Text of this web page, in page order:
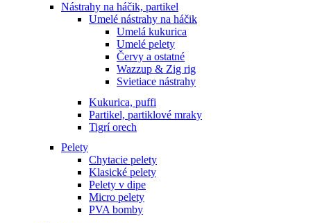
Nástrahy na háčik, partikel
Umelé nástrahy na háčik
Umelá kukurica
Umelé pelety
Červy a ostatné
Wazzup & Zig rig
Svietiace nástrahy
Kukurica, puffi
Partikel, partiklové mraky
Tigrí orech
Pelety
Chytacie pelety
Klasické pelety
Pelety v dipe
Micro pelety
PVA bomby